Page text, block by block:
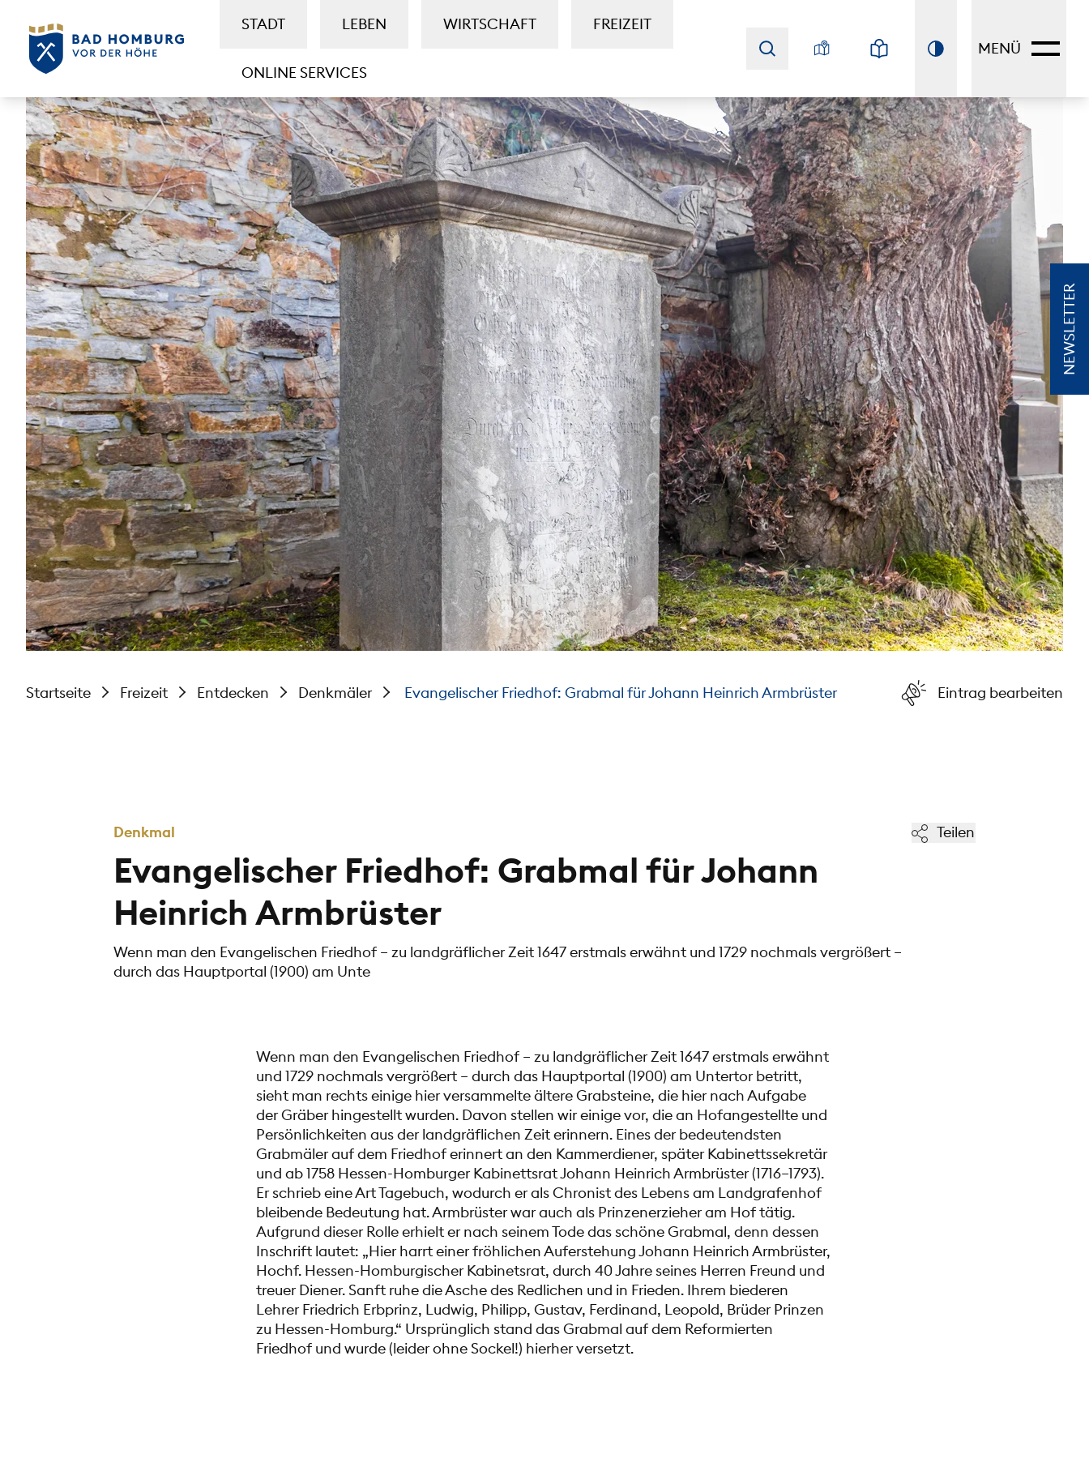
STADT LEBEN WIRTSCHAFT FREIZEIT
ONLINE SERVICES
MENÜ
Startseite Freizeit Entdecken Denkmäler Evangelischer Friedhof: Grabmal für Johann Heinrich Armbrüster Eintrag bearbeiten
NEWSLETTER
Denkmal
Evangelischer Friedhof: Grabmal für Johann
Heinrich Armbrüster
Wenn man den Evangelischen Friedhof – zu landgräflicher Zeit 1647 erstmals erwähnt und 1729 nochmals vergrößert –
durch das Hauptportal (1900) am Unte
Teilen
Wenn man den Evangelischen Friedhof – zu landgräflicher Zeit 1647 erstmals erwähnt
und 1729 nochmals vergrößert – durch das Hauptportal (1900) am Untertor betritt,
sieht man rechts einige hier versammelte ältere Grabsteine, die hier nach Aufgabe
der Gräber hingestellt wurden. Davon stellen wir einige vor, die an Hofangestellte und
Persönlichkeiten aus der landgräflichen Zeit erinnern. Eines der bedeutendsten
Grabmäler auf dem Friedhof erinnert an den Kammerdiener, später Kabinettssekretär
und ab 1758 Hessen-Homburger Kabinettsrat Johann Heinrich Armbrüster (1716–1793).
Er schrieb eine Art Tagebuch, wodurch er als Chronist des Lebens am Landgrafenhof
bleibende Bedeutung hat. Armbrüster war auch als Prinzenerzieher am Hof tätig.
Aufgrund dieser Rolle erhielt er nach seinem Tode das schöne Grabmal, denn dessen
Inschrift lautet: „Hier harrt einer fröhlichen Auferstehung Johann Heinrich Armbrüster,
Hochf. Hessen-Homburgischer Kabinetsrat, durch 40 Jahre seines Herren Freund und
treuer Diener. Sanft ruhe die Asche des Redlichen und in Frieden. Ihrem biederen
Lehrer Friedrich Erbprinz, Ludwig, Philipp, Gustav, Ferdinand, Leopold, Brüder Prinzen
zu Hessen-Homburg.“ Ursprünglich stand das Grabmal auf dem Reformierten
Friedhof und wurde (leider ohne Sockel!) hierher versetzt.